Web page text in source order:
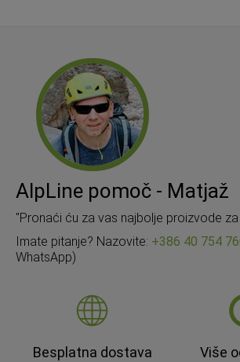
AlpLine pomoč - Matjaž
"Pronaći ću za vas najbolje proizvode za
Imate pitanje? Nazovite: +386 40 754
WhatsApp)
Besplatna dostava
Više